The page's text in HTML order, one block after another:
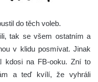
do těch voleb.
tak se všem ostatním a
v klidu posmívat. Jinak
kdosi na FB-ooku. Zní to
a teď kvílí, že vyhráli